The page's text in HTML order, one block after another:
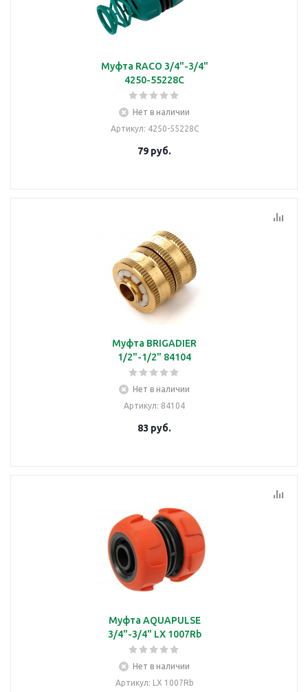
Муфта RACO 3/4"-3/4"
4250-55228C
Нет в наличии
Артикул: 4250-55228C
79 руб.
Муфта BRIGADIER
1/2"-1/2" 84104
Нет в наличии
Артикул: 84104
83 руб.
Муфта AQUAPULSE
3/4"-3/4" LX 1007Rb
Нет в наличии
Артикул: LX 1007Rb